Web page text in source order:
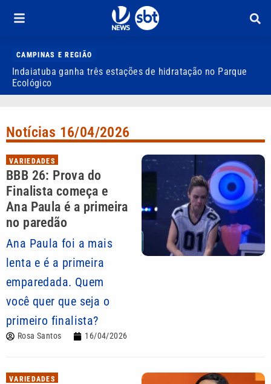
CAMPINAS E REGIÃO
Indaiatuba ganha três estações de hidratação no Parque
Ecológico
Notícias 16/04/2026
VARIEDADES
BBB 26: Prova do
Finalista começa e
Ana Paula é a primeira
no paredão
Ana Paula foi a mais
lenta e é a primeira
emparedada. Quem
você quer que seja o
primeiro finalista?
Rosa Santos 16/04/2026
VARIEDADES